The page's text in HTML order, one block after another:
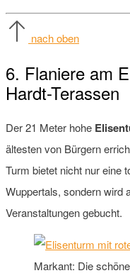
nach oben
6. Flaniere am
Hardt-Terassen
Der 21 Meter hohe
ältesten von Bürgern
Turm bietet nicht nur eine
Wuppertals, sondern wird
Veranstaltungen gebucht.
Markant: Die